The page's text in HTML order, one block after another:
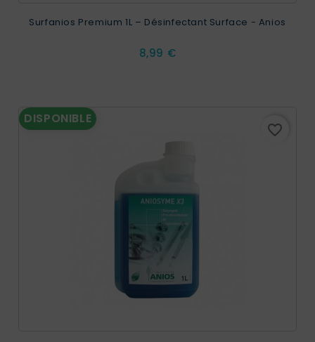
Surfanios Premium 1L – Désinfectant Surface - Anios
Prix
8,99 €
DISPONIBLE
favorite_border